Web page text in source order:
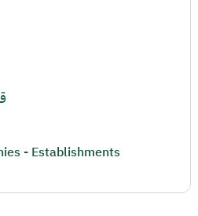
- Establishments